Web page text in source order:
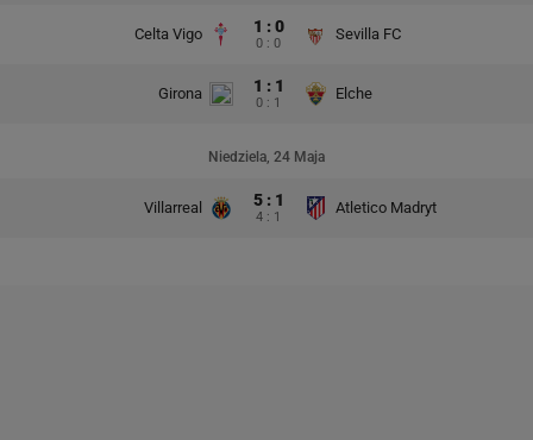
Celta Vigo 1 : 0
0 : 0
Sevilla FC
Girona 1 : 1
0 : 1
Elche
Niedziela, 24 Maja
Villarreal 5 : 1
4 : 1
Atletico Madryt